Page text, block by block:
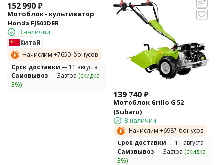
152 990₽
Мотоблок - культиватор
Honda FJ500DER
В наличии
Китай
Начислим +7650 бонусов
Cрок доставки — 11 августа
Самовывоз— Завтра (скидка
3%)
139 740 ₽
Мотоблок Grillo G 52
(Subaru)
В наличии
Начислим +6987 бонусов
Cрок доставки — 11 августа
Самовывоз— Завтра (скидка
3%)